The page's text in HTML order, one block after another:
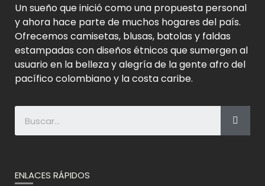
Un sueño que inició como una propuesta personal
y ahora hace parte de muchos hogares del país.
Ofrecemos camisetas, blusas, batolas y faldas
estampadas con diseños étnicos que sumergen al
usuario en la belleza y alegría de la gente afro del
pacífico colombiano y la costa caribe.
ENLACES RÁPIDOS